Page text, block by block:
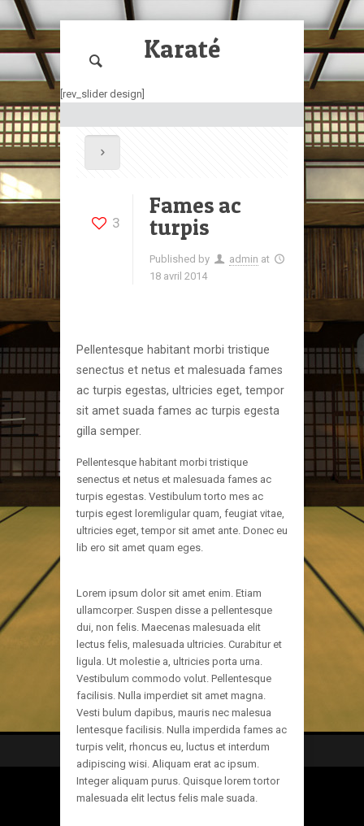
Karaté
[rev_slider design]
3
Fames ac
turpis
Published by admin at
18 avril 2014
Pellentesque habitant morbi tristique
senectus et netus et malesuada fames
ac turpis egestas, ultricies eget, tempor
sit amet suada fames ac turpis egesta
gilla semper.
Pellentesque habitant morbi tristique
senectus et netus et malesuada fames ac
turpis egestas. Vestibulum torto mes ac
turpis egest loremligular quam, feugiat vitae,
ultricies eget, tempor sit amet ante. Donec eu
lib ero sit amet quam eges.
Lorem ipsum dolor sit amet enim. Etiam
ullamcorper. Suspen disse a pellentesque
dui, non felis. Maecenas malesuada elit
lectus felis, malesuada ultricies. Curabitur et
ligula. Ut molestie a, ultricies porta urna.
Vestibulum commodo volut. Pellentesque
facilisis. Nulla imperdiet sit amet magna.
Vesti bulum dapibus, mauris nec malesua
lentesque facilisis. Nulla imperdida fames ac
turpis velit, rhoncus eu, luctus et interdum
adipiscing wisi. Aliquam erat ac ipsum.
Integer aliquam purus. Quisque lorem tortor
malesuada elit lectus felis male suada.